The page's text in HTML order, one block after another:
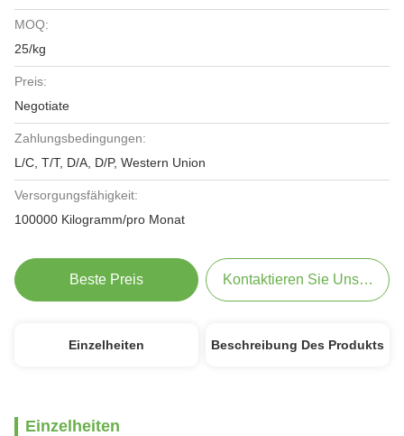
MOQ:
25/kg
Preis:
Negotiate
Zahlungsbedingungen:
L/C, T/T, D/A, D/P, Western Union
Versorgungsfähigkeit:
100000 Kilogramm/pro Monat
Beste Preis Kontaktieren Sie Uns Jetzt
Einzelheiten Beschreibung Des Produkts
Einzelheiten